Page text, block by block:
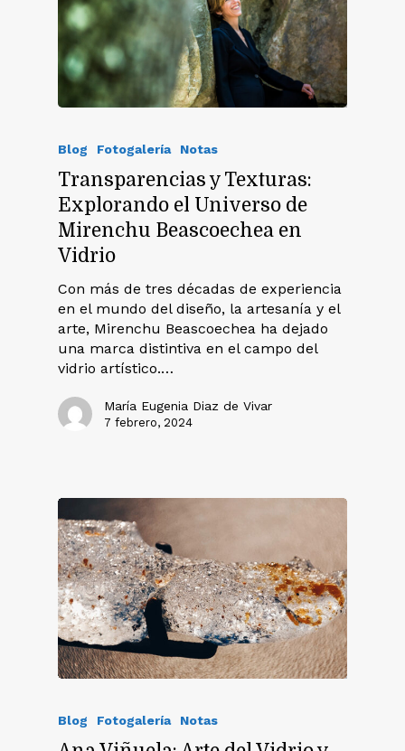
Blog Fotogalería Notas
Transparencias y Texturas:
Explorando el Universo de
Mirenchu Beascoechea en
Vidrio
Con más de tres décadas de experiencia
en el mundo del diseño, la artesanía y el
arte, Mirenchu Beascoechea ha dejado
una marca distintiva en el campo del
vidrio artístico.…
María Eugenia Diaz de Vivar
7 febrero, 2024
Blog Fotogalería Notas